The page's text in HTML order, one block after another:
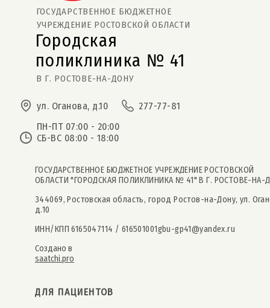
В Г. РОСТОВЕ-НА-ДОНУ
ГОСУДАРСТВЕННОЕ БЮДЖЕТНОЕ
поликлиника № 41
УЧРЕЖДЕНИЕ РОСТОВСКОЙ ОБЛАСТИ
Городская
ул. Оганова, д.10
277-77-81
ПН-ПТ 07:00 - 20:00
СБ-ВС 08:00 - 18:00
ГОСУДАРСТВЕННОЕ БЮДЖЕТНОЕ УЧРЕЖДЕНИЕ РОСТОВСКОЙ
ОБЛАСТИ "ГОРОДСКАЯ ПОЛИКЛИНИКА № 41" В Г. РОСТОВЕ-НА-
344069, Ростовская область, город Ростов-на-Дону, ул.
д.10
ИНН/КПП 6165047114 / 616501001gbu-gp41@yandex.ru
Создано в
saatchi.pro
ДЛЯ ПАЦИЕНТОВ